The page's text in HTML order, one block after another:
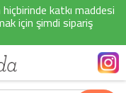
katkı maddesi
için şimdi sipariş